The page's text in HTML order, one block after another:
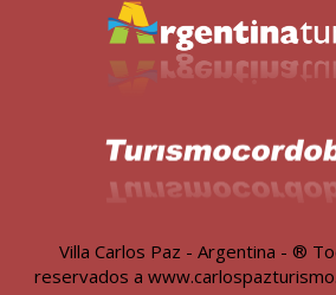
Villa Carlos Paz - Argentina - ®
reservados a